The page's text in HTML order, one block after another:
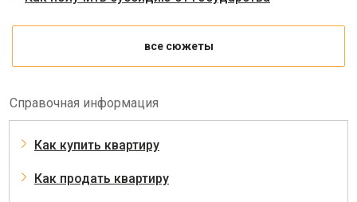
все сюжеты
Справочная информация
Как купить квартиру
Как продать квартиру